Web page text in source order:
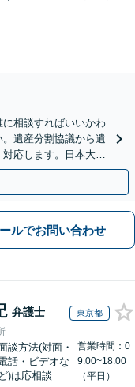
に相談すればいいかわ
遺産分割協議から遺
応します。日本大通
ルでお問い合わせ
弁護士 東京都
談方法(対面・
話・ビデオな
ど)は応相談
営業時間：0
9:00~18:00
（平日）